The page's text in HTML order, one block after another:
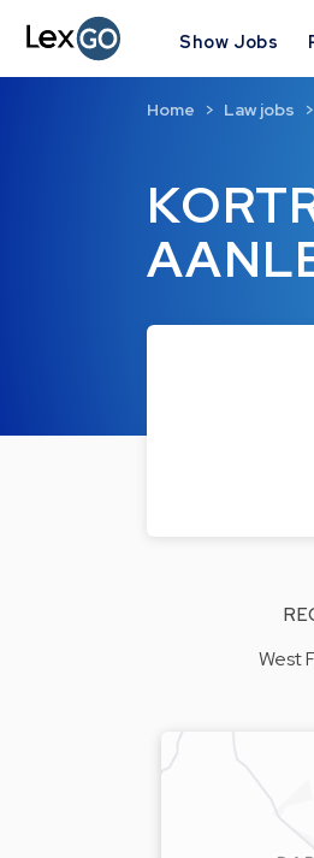
Show Jobs
Home Law jobs
West